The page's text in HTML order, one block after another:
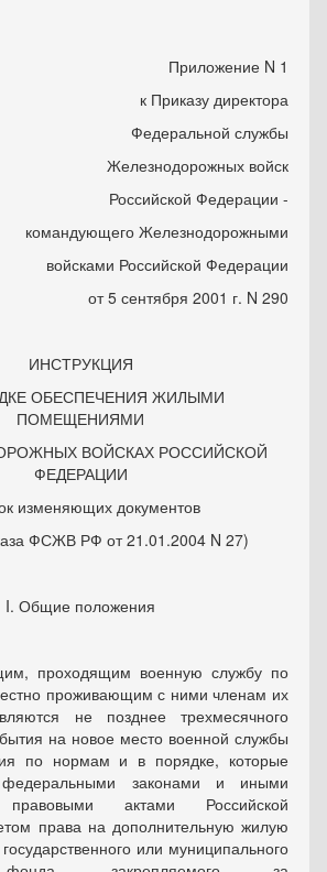
Приложение N 1
к Приказу директора
Федеральной службы
Железнодорожных войск
Российской Федерации -
командующего Железнодорожными
войсками Российской Федерации
от 5 сентября 2001 г. N 290
ИНСТРУКЦИЯ
ОБЕСПЕЧЕНИЯ ЖИЛЫМИ
ПОМЕЩЕНИЯМИ
ВОЙСКАХ РОССИЙСКОЙ
ФЕДЕРАЦИИ
изменяющих документов
ФСЖВ РФ от 21.01.2004 N 27)
I. Общие положения
проходящим военную службу по
проживающим с ними членам их
не позднее трехмесячного
на новое место военной службы
по нормам и в порядке, которые
федеральными законами и иными
правовыми актами Российской
права на дополнительную жилую
или муниципального